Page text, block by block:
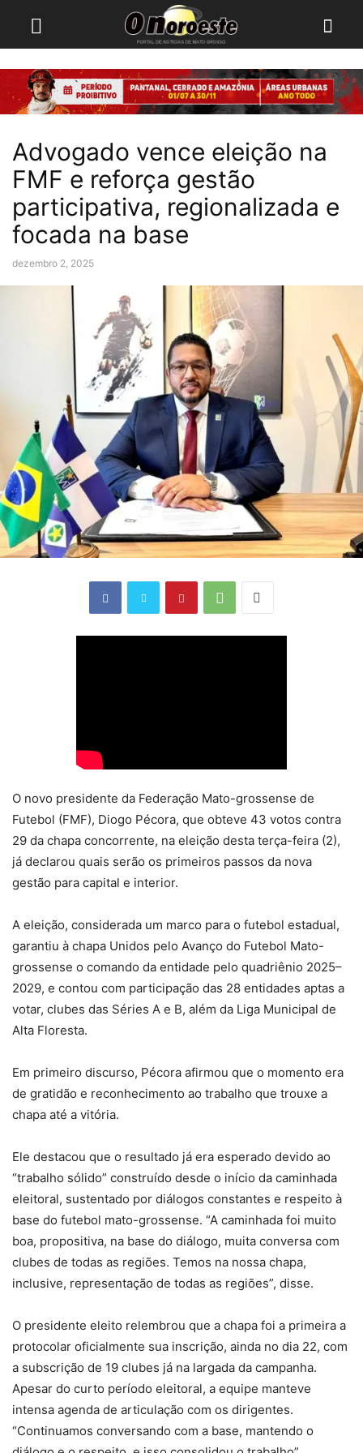
Advogado vence eleição na
FMF e reforça gestão
participativa, regionalizada e
focada na base
dezembro 2, 2025
O novo presidente da Federação Mato-grossense de
Futebol (FMF), Diogo Pécora, que obteve 43 votos contra
29 da chapa concorrente, na eleição desta terça-feira (2),
já declarou quais serão os primeiros passos da nova
gestão para capital e interior.
A eleição, considerada um marco para o futebol estadual,
garantiu à chapa Unidos pelo Avanço do Futebol Mato-
grossense o comando da entidade pelo quadriênio 2025–
2029, e contou com participação das 28 entidades aptas a
votar, clubes das Séries A e B, além da Liga Municipal de
Alta Floresta.
Em primeiro discurso, Pécora afirmou que o momento era
de gratidão e reconhecimento ao trabalho que trouxe a
chapa até a vitória.
Ele destacou que o resultado já era esperado devido ao
“trabalho sólido” construído desde o início da caminhada
eleitoral, sustentado por diálogos constantes e respeito à
base do futebol mato-grossense. “A caminhada foi muito
boa, propositiva, na base do diálogo, muita conversa com
clubes de todas as regiões. Temos na nossa chapa,
inclusive, representação de todas as regiões”, disse.
O presidente eleito relembrou que a chapa foi a primeira a
protocolar oficialmente sua inscrição, ainda no dia 22, com
a subscrição de 19 clubes já na largada da campanha.
Apesar do curto período eleitoral, a equipe manteve
intensa agenda de articulação com os dirigentes.
“Continuamos conversando com a base, mantendo o